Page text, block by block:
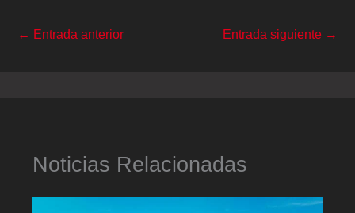
← Entrada anterior Entrada siguiente →
Noticias Relacionadas